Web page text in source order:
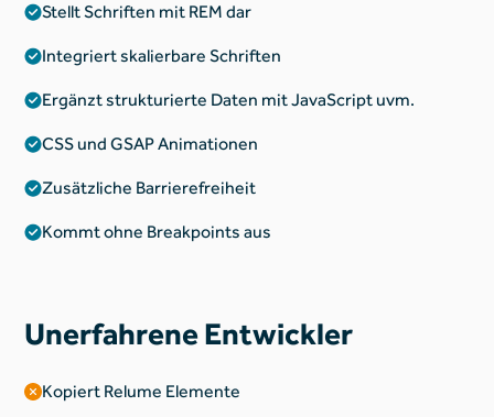
Stellt Schriften mit REM dar
Integriert skalierbare Schriften
Ergänzt strukturierte Daten mit JavaScript uvm.
CSS und GSAP Animationen
Zusätzliche Barrierefreiheit
Kommt ohne Breakpoints aus
Unerfahrene Entwickler
Kopiert Relume Elemente